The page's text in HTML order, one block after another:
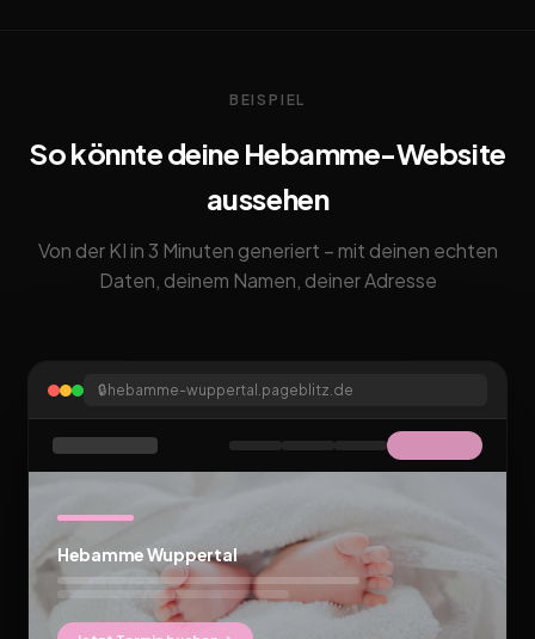
BEISPIEL
So könnte deine Hebamme-Website
aussehen
Von der KI in 3 Minuten generiert – mit deinen echten
Daten, deinem Namen, deiner Adresse
🔒 hebamme-wuppertal.pageblitz.de
Hebamme Wuppertal